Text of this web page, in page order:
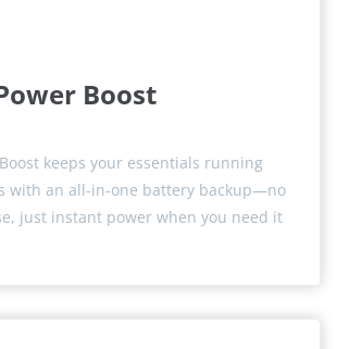
Boost
keeps your essentials running
with an all-in-one battery backup—no
just instant power when you need it